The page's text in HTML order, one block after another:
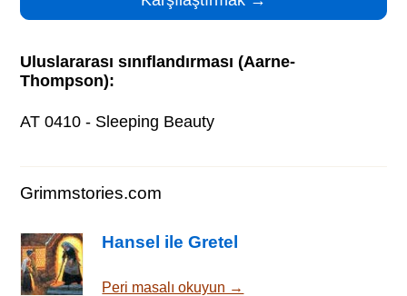
Uluslararası sınıflandırması (Aarne-
Thompson):
AT 0410 - Sleeping Beauty
Grimmstories.com
Hansel ile Gretel
Peri masalı okuyun →